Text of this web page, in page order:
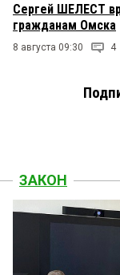
Сергей ШЕЛЕСТ
гражданам Омска
8 августа 09:30 4
ЗАКОН